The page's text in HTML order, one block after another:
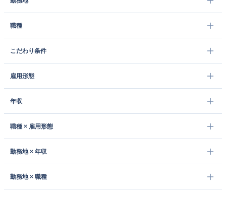
職種
こだわり条件
雇用形態
年収
職種 × 雇用形態
勤務地 × 年収
勤務地 × 職種